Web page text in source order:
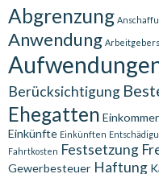
Abgrenzung
Anwendung Arbeitgebers
Berücksichtigung
Ehegatten
Einkünfte Einkünften
Fahrtkosten Festsetzung
Gewerbesteuer Haftung